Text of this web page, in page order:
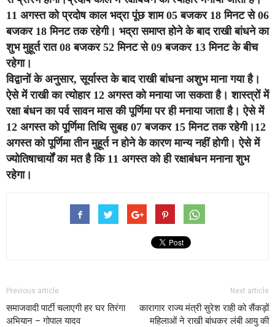
11 अगस्त को प्रदोष काल भद्रा पूंछ शाम 05 बजकर 18 मिनट से 06
बजकर 18 मिनट तक रहेगी। भद्रा समाप्त होने के बाद राखी बांधने का
शुभ मुहूर्त रात 08 बजकर 52 मिनट से 09 बजकर 13 मिनट के बीच
रहेगा।
विद्वानों के अनुसार, सूर्यास्त के बाद राखी बांधना अशुभ माना गया है।
ऐसे में राखी का त्योहार 12 अगस्त को मनाया जा सकता है। शास्त्रों में
रक्षा बंधन का पर्व सावन मास की पूर्णिमा पर ही मनाया जाता है। ऐसे में
12 अगस्त को पूर्णिमा तिथि सुबह 07 बजकर 15 मिनट तक रहेगी।12
अगस्त को पूर्णिमा तीन मुहूर्त न होने के कारण मान्य नहीं होगी। ऐसे में
ज्योतिषाचार्यों का मत है कि 11 अगस्त को ही रक्षाबंधन मनाना शुभ
रहेगा।
Previous article
समाजवादी पार्टी चलाएगी हर घर तिरंगा
अभियान – गोपाल यादव
Next article
कारागार राज्य मंत्री सुरेश राही को सैंकड़ों
महिलाओं ने राखी बांधकर लंबी आयु की